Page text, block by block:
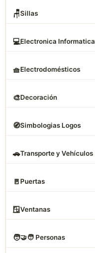
🪑Sillas
💻Electronica Informatica
🧺Electrodomésticos
🎨Decoración
🧭Simbologias Logos
🚗Transporte y Vehículos
🚪 Puertas
🪟Ventanas
🧑‍🤝‍🧑 Personas